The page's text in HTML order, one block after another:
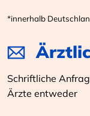
*innerhalb
Schriftliche
Ärzte entweder